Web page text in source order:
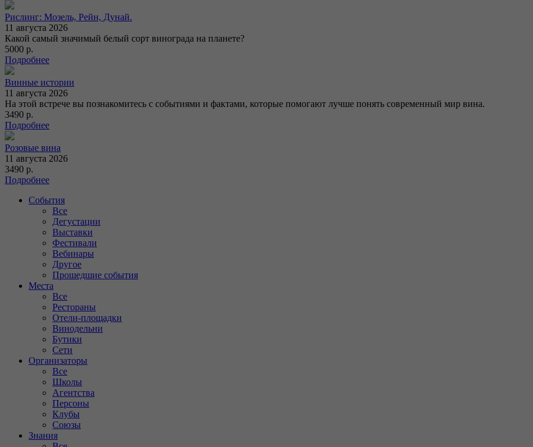
Рислинг: Мозель, Рейн, Дунай.
11 августа 2026
Какой самый значимый белый сорт винограда на планете?
5000 р.
Подробнее
Винные истории
11 августа 2026
На этой встрече вы познакомитесь с событиями и фактами, которые помогают лучше понять современный мир вина.
3490 р.
Подробнее
Розовые вина
11 августа 2026
3490 р.
Подробнее
События
Все
Дегустации
Выставки
Фестивали
Вебинары
Другое
Прошедшие события
Места
Все
Рестораны
Отели-площадки
Винодельни
Бутики
Сети
Организаторы
Все
Школы
Агентства
Персоны
Клубы
Союзы
Знания